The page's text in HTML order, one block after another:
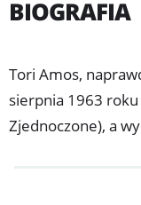
BIOGRAFIA
Tori Amos,
sierpnia 1963 roku
Zjednoczone), a
Tori zaczynała